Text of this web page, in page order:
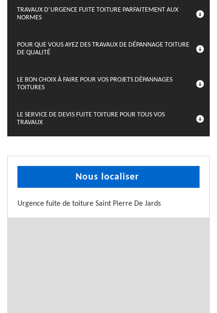
TRAVAUX D’URGENCE FUITE TOITURE PARFAITEMENT AUX
NORMES
POUR QUE VOUS AYEZ DES TRAVAUX DE DÉPANNAGE TOITURE
DE QUALITÉ
LE BON CHOIX À FAIRE POUR VOS PROJETS DÉPANNAGES
TOITURES
LE SERVICE DE DEVIS FUITE TOITURE POUR TOUS VOS
TRAVAUX
Nous localiser
Urgence fuite de toiture Saint Pierre De Jards